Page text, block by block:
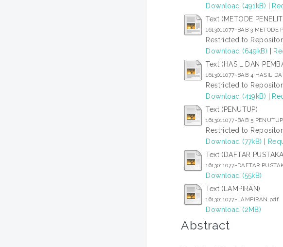
Download (491kB) |
Text (METODE
1613011077-BAB 3
Restricted to
Download (649kB) |
Text (HASIL DAN
1613011077-BAB 4 HASIL
Restricted to
Download (419kB) |
Text (PENUTUP)
1613011077-BAB 5
Restricted to
Download (77kB) |
Text (DAFTAR
1613011077-DAFTAR
Download (55kB)
Text (LAMPIRAN)
1613011077-LAMPIRAN.pdf
Download (2MB)
Abstract